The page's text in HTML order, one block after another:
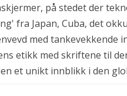
på stedet der
fra Japan, Cuba, det
med tankevekkende
etikk med skriftene til
et unikt innblikk i den